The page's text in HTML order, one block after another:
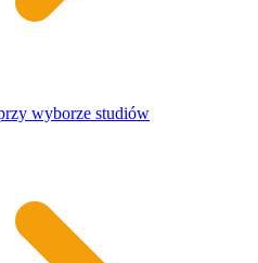
wyborze studiów